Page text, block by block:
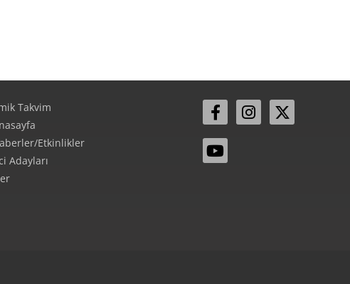
Takvim
Etkinlikler
Adayları